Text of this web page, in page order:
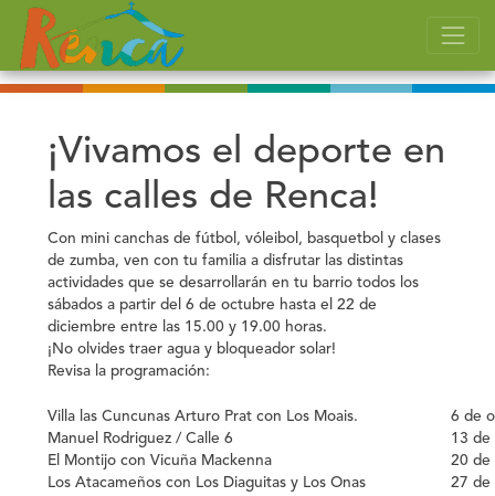
¡Vivamos el deporte en
las calles de Renca!
Con mini canchas de fútbol, vóleibol, basquetbol y clases
de zumba, ven con tu familia a disfrutar las distintas
actividades que se desarrollarán en tu barrio todos los
sábados a partir del 6 de octubre hasta el 22 de
diciembre entre las 15.00 y 19.00 horas.
¡No olvides traer agua y bloqueador solar!
Revisa la programación:
Villa las Cuncunas Arturo Prat con Los Moais.
6 de
Manuel Rodriguez / Calle 6
13 de
El Montijo con Vicuña Mackenna
20 de
Los Atacameños con Los Diaguitas y Los Onas
27 de